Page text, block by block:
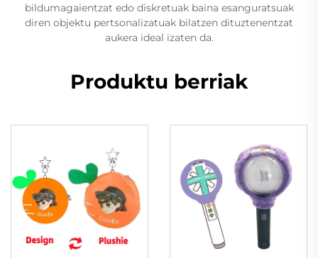
bildumagaientzat edo diskretuak baina esanguratsuak
diren objektu pertsonalizatuak bilatzen dituztenentzat
aukera ideal izaten da.
Produktu berriak